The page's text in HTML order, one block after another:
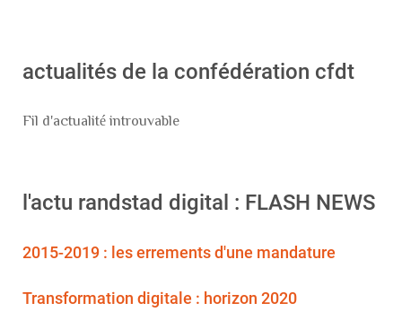
actualités de la confédération cfdt
Fil d'actualité introuvable
l'actu randstad digital : FLASH NEWS
2015-2019 : les errements d'une mandature
Transformation digitale : horizon 2020